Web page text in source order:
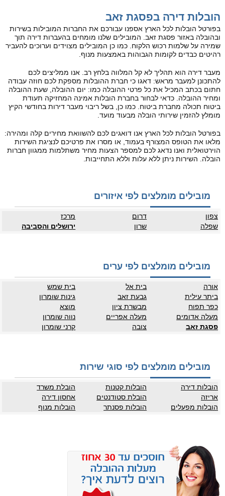
הובלות דירה בפסגת זאב
בפורטל הובלות לכל הארץ אספנו עבורכם את החברות המובילות בשירות
ובהובלה באזור פסגת זאב. המובילים שלנו מומחים בהעברות דירה תוך
שמירה על שלמות רכוש הלקוח. כמו כן המובילים מצוידים וערוכים להעביר
רהיטים כבדים לקומות הגבוהות באמצעות מנוף.
מעבר דירה הוא תהליך לא קל המלווה בלחץ רב. אנו ממליצים לכם
להתכונן למעבר מראש: דאגו כי חברת ההובלות מספקת לכם חוזה עבודה
חתום בכתב המכיל את כל פרטי ההובלה כמו: יום ההובלה, שעת ההובלה
ומחיר ההובלה. כדאי לבחור בחברת הובלות אמינה המחזיקה תעודת
ביטוח תכולה מחברת ביטוח. כמו כן, בשל ריבוי מעבר דירות בחודשי הקיץ
מומלץ להזמין שירותי הובלה מבעוד מועד.
בפורטל הובלות לכל הארץ אנו דואגים לכם להשוואת מחירים קלה ומהירה:
מלאו את הטופס המצורף בעמוד, או מסרו את פרטיכם לנציגת השירות
הוירטואלית ואנו נדאג לכם למספר הצעות מחיר משתלמות ממגוון חברות
הובלה. השירות ניתן ללא עלות וללא התחייבות.
מובילים מומלצים לפי איזורים
צפון דרום
מרכז
שפלה
שרון ירושלים והסביבה
מובילים מומלצים לפי ערים
אורה בית אל
בית שמש
ביתר עילית
גבעת זאב
גינות שומרון
כפר תפוח
מבשרת ציון
מוצא
מעלה אדומים
מעלה אפריים
נווה שומרון
פסגת זאב
צובה קרני שומרון
מובילים מומלצים לפי סוגי שירות
הובלות דירה הובלות קטנות
הובלת משרד
אריזה
הובלת סטודנטים
אחסון דירה
הובלות מפעלים
הובלות פסנתר הובלות מנוף